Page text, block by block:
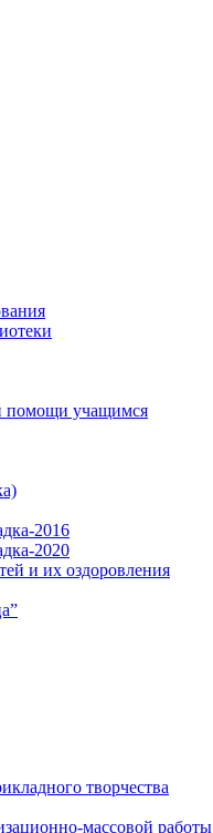
помощи учащимся
2016
2020
и их оздоровления
творчества
массовой работы